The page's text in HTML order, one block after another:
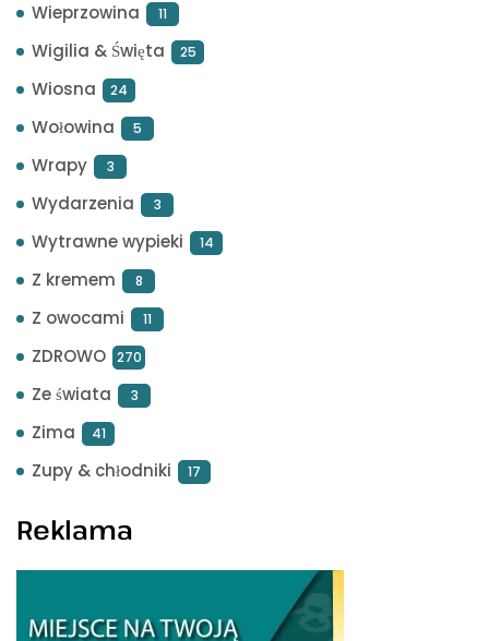
Wieprzowina 11
Wigilia & Święta 25
Wiosna 24
Wołowina 5
Wrapy 3
Wydarzenia 3
Wytrawne wypieki 14
Z kremem 8
Z owocami 11
ZDROWO 270
Ze świata 3
Zima 41
Zupy & chłodniki 17
Reklama